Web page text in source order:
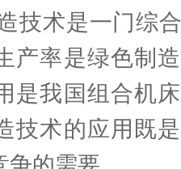
术是一门综
产率是绿色制
是我国组合机
技术的应用既